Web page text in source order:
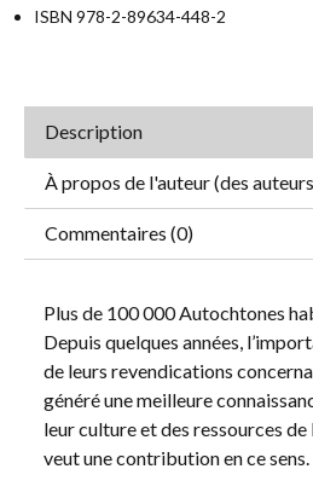
ISBN 978-2-89634-448-2
Description
À propos de l'auteur (des
Commentaires (0)
Plus de 100 000 Autochtones
Depuis quelques années,
de leurs revendications
généré une meilleure
leur culture et des ressources de
veut une contribution en ce sens.